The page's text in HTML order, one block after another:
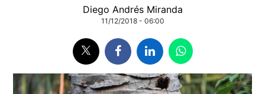
Diego Andrés Miranda
11/12/2018 - 06:00